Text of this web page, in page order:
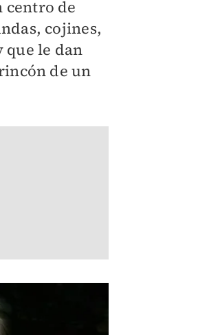
centro de
cojines,
que le dan
de un